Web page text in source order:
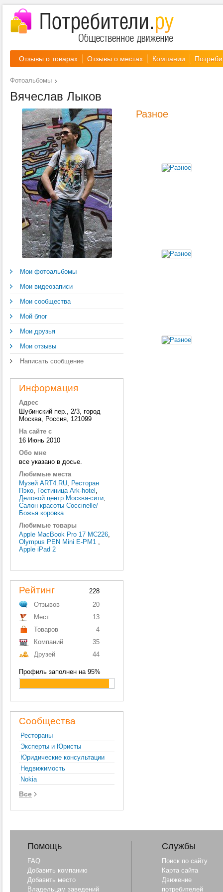
Отзывы о товарах Отзывы о местах Компании
Фотоальбомы
Вячеслав Лыков
Мои фотоальбомы
Мои видеозаписи
Мои сообщества
Мой блог
Мои друзья
Мои отзывы
Написать сообщение
Информация
Адрес
Шубинский пер., 2/3, город
Москва, Россия, 121099
На сайте с
16 Июнь 2010
Обо мне
все указано в досье.
Любимые места
Музей ART4.RU, Ресторан
Пэко, Гостиница Ark-hotel ,
Деловой центр Москва-сити,
Салон красоты Coccinelle/
Божья коровка
Любимые товары
Apple MacBook Pro 17 MC226,
Olympus PEN Mini E-PM1 ,
Apple iPad 2
Рейтинг
228
Отзывов
20
Мест
13
Товаров
4
Компаний
35
Друзей
44
Профиль заполнен на 95%
Сообщества
Рестораны
Эксперты и Юристы
Юридические консультации
Недвижимость
Nokia
Все
Разное
Помощь
FAQ
Добавить компанию
Добавить место
Владельцам заведений
Службы
Поиск по сайту
Карта сайта
Движение
потребителей